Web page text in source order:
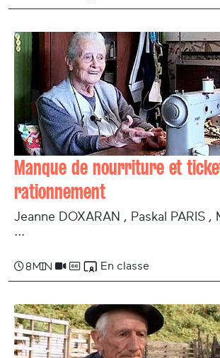
Manque de nourriture et
rationnement
Jeanne DOXARAN , Paskal PARIS ,
...
8 min En classe